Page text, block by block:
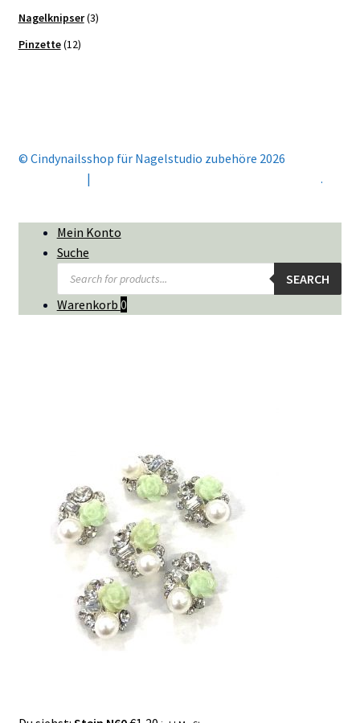
Nagelknipser(3)
Pinzette(12)
© Cindynailsshop für Nagelstudio zubehöre 2026
.
Mein Konto
Suche
Products
search
SEARCH
Warenkorb 0